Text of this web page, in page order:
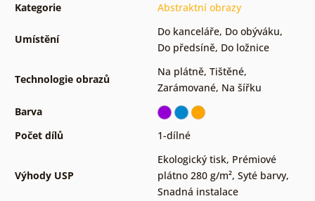
Kategorie Abstraktní obrazy
Umístění
Do kanceláře, Do obýváku,
Do předsíně, Do ložnice
Technologie obrazů
Na plátně, Tištěné,
Zarámované, Na šířku
Barva
Počet dílů
1-dílné
Výhody USP
Ekologický tisk, Prémiové
plátno 280 g/m², Syté barvy,
Snadná instalace